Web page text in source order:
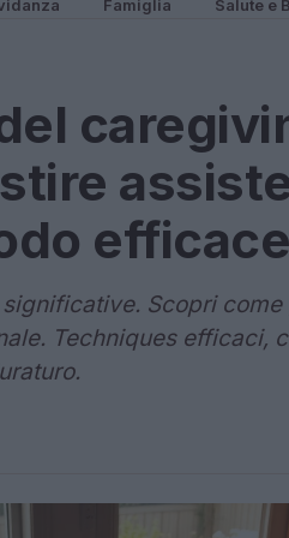
Famiglia Salute e
efficace
Scopri
Techniques efficaci,